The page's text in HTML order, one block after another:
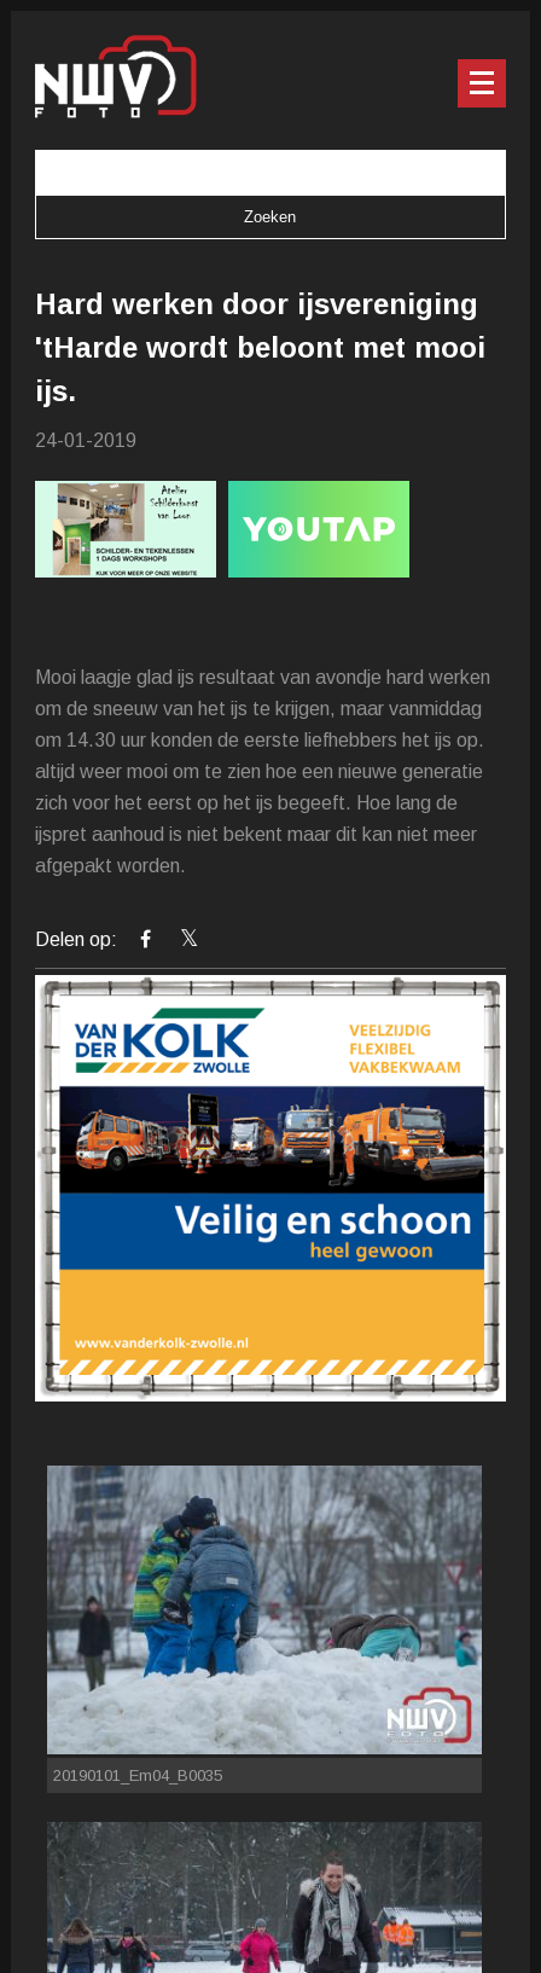
Hard werken door ijsvereniging
'tHarde wordt beloont met mooi
ijs.
24-01-2019
Mooi laagje glad ijs resultaat van avondje hard werken
om de sneeuw van het ijs te krijgen, maar vanmiddag
om 14.30 uur konden de eerste liefhebbers het ijs op.
altijd weer mooi om te zien hoe een nieuwe generatie
zich voor het eerst op het ijs begeeft. Hoe lang de
ijspret aanhoud is niet bekent maar dit kan niet meer
afgepakt worden.
Delen op:
20190101_Em04_B0035